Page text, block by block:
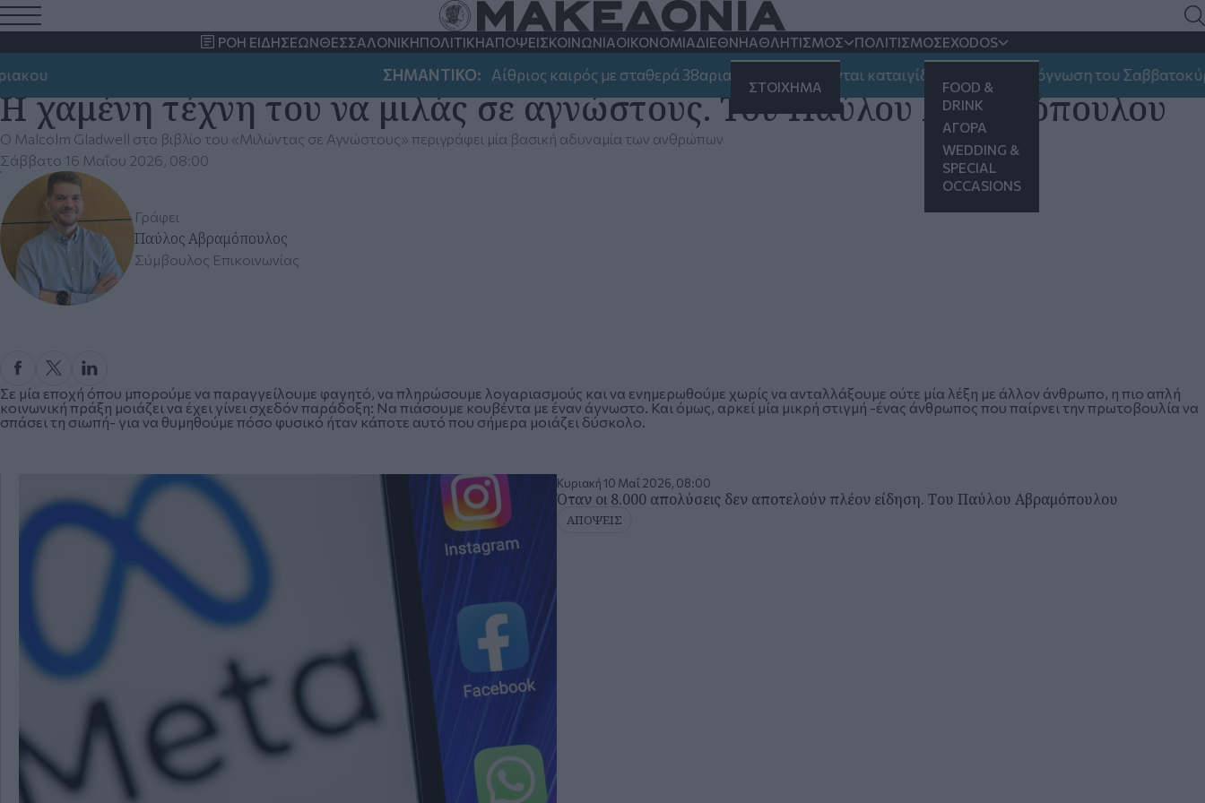
ΡΟΗ ΕΙΔΗΣΕΩΝΘΕΣΣΑΛΟΝΙΚΗΠΟΛΙΤΙΚΗΑΠΟΨΕΙΣΚΟΙΝΩΝΙΑΟΙΚΟΝΟΜΙΑΔΙΕΘΝΗΑΘΛΗΤΙΣΜΟΣ
ΣΤΟΙΧΗΜΑ
ΠΟΛΙΤΙΣΜΟΣEXODOS
FOOD &
DRINK
ΑΓΟΡΑ
WEDDING &
SPECIAL
OCCASIONS
ΣΗΜΑΝΤΙΚΟ: Αίθριος καιρός με σταθερά 38αρια - Που αναμένονται καταιγίδες και ποια η πρόγνωση του
Η χαμένη τέχνη του να μιλάς σε αγνώστους. Του Παύλου Αβραμόπουλου
Ο Malcolm Gladwell στο βιβλίο του «Μιλώντας σε Αγνώστους» περιγράφει μία βασική αδυναμία των ανθρώπων
Σάββατο 16 Μαΐου 2026, 08:00
Γράφει
Παύλος Αβραμόπουλος
Σύμβουλος Επικοινωνίας
Σε μία εποχή όπου μπορούμε να παραγγείλουμε φαγητό, να πληρώσουμε λογαριασμούς και να ενημερωθούμε χωρίς να ανταλλάξουμε ούτε μία λέξη με άλλον άνθρωπο, η πιο απλή
κοινωνική πράξη μοιάζει να έχει γίνει σχεδόν παράδοξη: Να πιάσουμε κουβέντα με έναν άγνωστο. Και όμως, αρκεί μία μικρή στιγμή -ένας άνθρωπος που παίρνει την πρωτοβουλία να
σπάσει τη σιωπή- για να θυμηθούμε πόσο φυσικό ήταν κάποτε αυτό που σήμερα μοιάζει δύσκολο.
Κυριακή 10 Μαΐ 2026, 08:00
Όταν οι 8.000 απολύσεις δεν αποτελούν πλέον είδηση. Του Παύλου Αβραμόπουλου
ΑΠΟΨΕΙΣ